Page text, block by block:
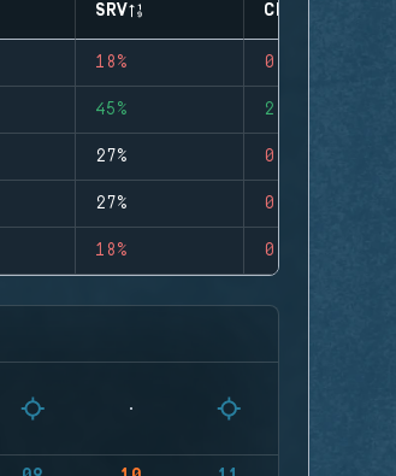
SRV CLUTCHES
18% 0
45% 2
27% 0
27% 0
18% 0